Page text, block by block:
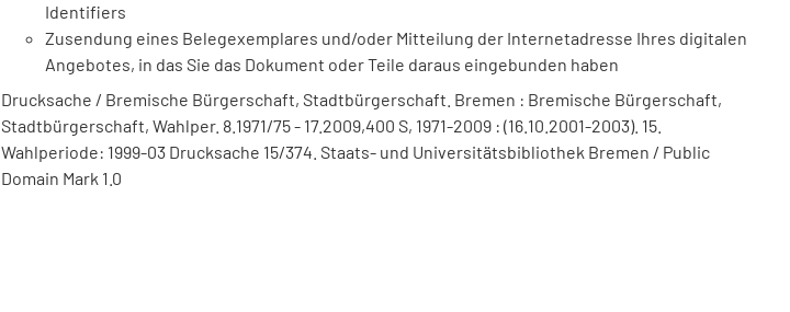
Identifiers
Zusendung eines Belegexemplares und/oder Mitteilung der Internetadresse Ihres digitalen
Angebotes, in das Sie das Dokument oder Teile daraus eingebunden haben
Drucksache / Bremische Bürgerschaft, Stadtbürgerschaft. Bremen : Bremische Bürgerschaft,
Stadtbürgerschaft, Wahlper. 8.1971/75 - 17.2009,400 S, 1971-2009 : (16.10.2001-2003). 15.
Wahlperiode: 1999-03 Drucksache 15/374. Staats- und Universitätsbibliothek Bremen / Public
Domain Mark 1.0